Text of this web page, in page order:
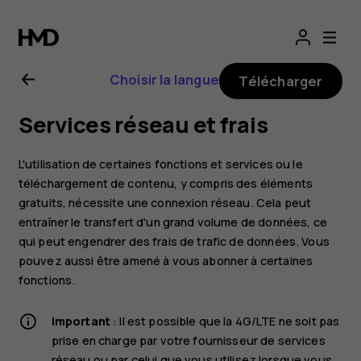
Guide
de
l'utilisateur
Nokia
G22
Choisir la langue Télécharger
Services réseau et frais
L'utilisation de certaines fonctions et services ou le
téléchargement de contenu, y compris des éléments
gratuits, nécessite une connexion réseau. Cela peut
entraîner le transfert d'un grand volume de données, ce
qui peut engendrer des frais de trafic de données. Vous
pouvez aussi être amené à vous abonner à certaines
fonctions.
Important : Il est possible que la 4G/LTE ne soit pas
prise en charge par votre fournisseur de services